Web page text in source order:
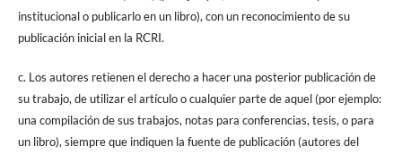
institucional o publicarlo en un libro), con un reconocimiento de su
publicación inicial en la RCRI.
c. Los autores retienen el derecho a hacer una posterior publicación de
su trabajo, de utilizar el artículo o cualquier parte de aquel (por ejemplo:
una compilación de sus trabajos, notas para conferencias, tesis, o para
un libro), siempre que indiquen la fuente de publicación (autores del